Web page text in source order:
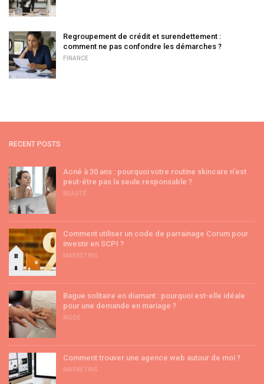
Regroupement de crédit et surendettement :
comment ne pas confondre les démarches ?
FINANCE
RECENT POSTS
Acné à 30 ans : pourquoi votre routine skincare n’est
peut-être pas la seule responsable ?
BEAUTÉ
Comment utiliser un code de parrainage Corum pour
investir en SCPI ?
MARKETING
Bague solitaire en diamant : pourquoi est-elle idéale
pour une demande en mariage ?
MODE
Comment trouver une agence web autour de moi ?
MARKETING